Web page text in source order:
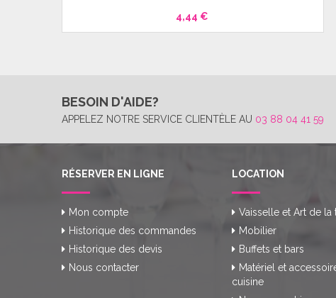
4,44 €
BESOIN D'AIDE?
APPELEZ NOTRE SERVICE CLIENTÈLE AU 03 88 04 41 59
RÉSERVER EN LIGNE
Mon compte
Historique des commandes
Historique des devis
Nous contacter
LOCATION
Vaisselle et Art de la
Mobilier
Buffets et bars
Matériel et
cuisine